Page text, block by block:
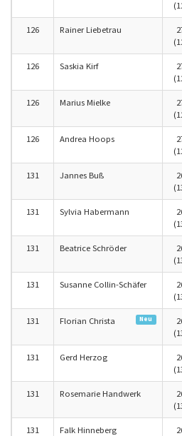
126 Rainer Liebetrau
126 Saskia Kirf
126 Marius Mielke
126 Andrea Hoops
131 Jannes Buß
131 Sylvia Habermann
131 Beatrice Schröder
131 Susanne Collin-Schäfer
131 Florian Christa Neu
131 Gerd Herzog
131 Rosemarie Handwerk
131 Falk Hinneberg